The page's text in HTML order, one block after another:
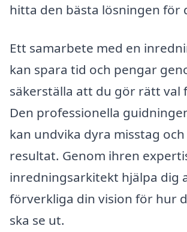
hitta den bästa lösningen för
Ett samarbete med en
kan spara tid och pengar
säkerställa att du gör rätt val
Den professionella
kan undvika dyra misstag
resultat. Genom ihren
inredningsarkitekt hjälpa dig
förverkliga din vision för hur
ska se ut.